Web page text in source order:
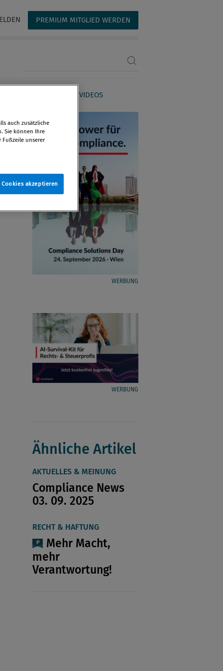
PREMIUM MITGLIED WERDEN
WEBINARE & VIDEOS
WERBUNG
WERBUNG
Ähnliche Artikel
AKTUELLES & MEINUNG
Compliance News
03. 09. 2025
RECHT & HAFTUNG
Mehr Macht,
mehr
Verantwortung!
auch zusätzliche
Sie können Ihre
Fußzeile unserer
Cookies akzeptieren